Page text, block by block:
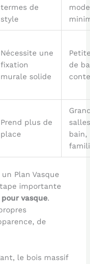
termes de
style
Nécessite une
fixation
murale solide
de
Prend plus de
place
bain,
Plan Vasque
importante
vasque.
de
le bois massif